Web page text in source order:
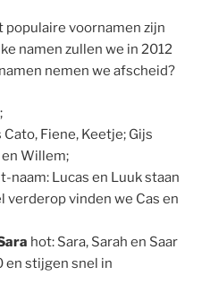
voornamen zijn
namen zullen we in 2012
nemen we afscheid?
;
Cato, Fiene, Keetje; Gijs
en Willem;
naam: Lucas en Luuk staan
verderop vinden we Cas en
hot: Sara, Sarah en Saar
en stijgen snel in